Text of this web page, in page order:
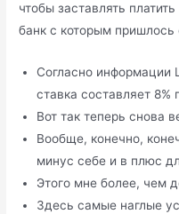
чтобы заставлять
банк с которым пришлось
Согласно
ставка составляет 8%
Вот так теперь снова
Вообще, конечно,
минус себе и в плюс
Этого мне более, чем
Здесь самые наглые